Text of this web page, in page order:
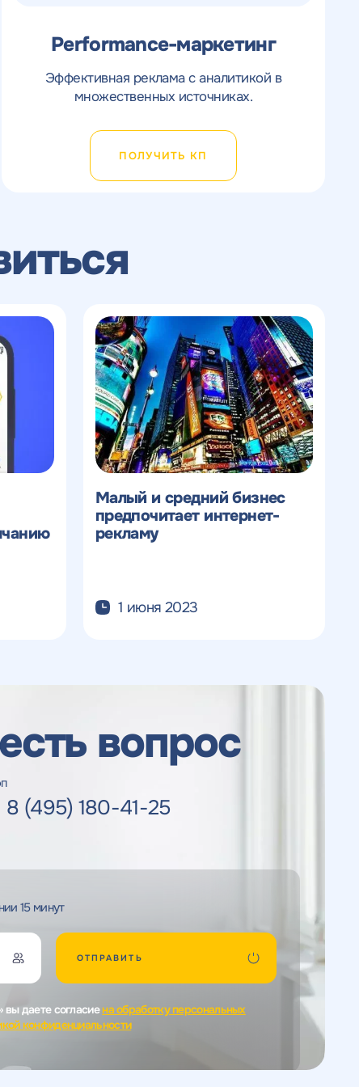
Performance-маркетинг
Эффективная реклама с аналитикой в
множественных источниках.
ПОЛУЧИТЬ КП
Малый и средний бизнес
предпочитает интернет-
рекламу
1 июня 2023
вопрос
8 (495) 180-41-25
15 минут
ОТПРАВИТЬ
вы даете согласиена обработку персональных
конфиденциальности